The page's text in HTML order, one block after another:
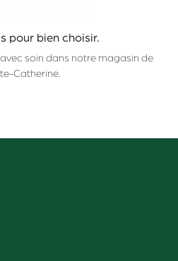
pour bien choisir.
soin dans notre magasin de
Catherine.